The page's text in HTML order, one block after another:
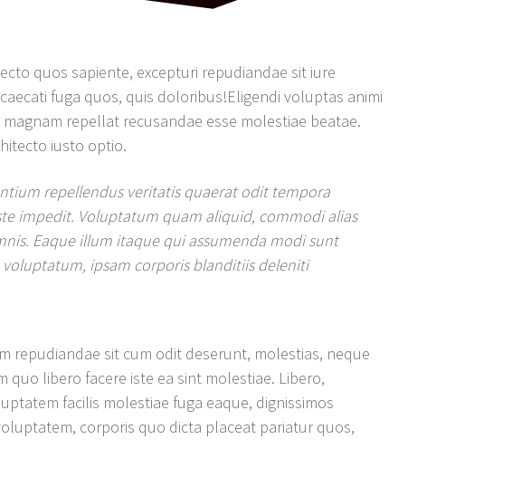
quos sapiente, excepturi repudiandae sit iure
fuga quos, quis doloribus!Eligendi voluptas animi
repellat recusandae esse molestiae beatae.
iusto optio.
repellendus veritatis quaerat odit tempora
impedit. Voluptatum quam aliquid, commodi alias
Eaque illum itaque qui assumenda modi sunt
ipsam corporis blanditiis deleniti
repudiandae sit cum odit deserunt, molestias, neque
libero facere iste ea sint molestiae. Libero,
facilis molestiae fuga eaque, dignissimos
corporis quo dicta placeat pariatur quos,